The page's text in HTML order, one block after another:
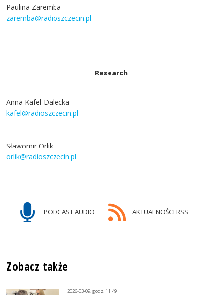
Paulina Zaremba
zaremba@radioszczecin.pl
Research
Anna Kafel-Dalecka
kafel@radioszczecin.pl
Sławomir Orlik
orlik@radioszczecin.pl
PODCAST AUDIO AKTUALNOŚCI RSS
Zobacz także
2026-03-09, godz. 11:49